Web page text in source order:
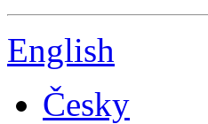
English
Česky